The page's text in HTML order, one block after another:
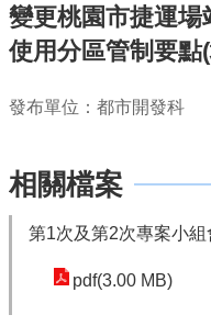
識
我
們
機
訊
變更桃園市捷運
使用分區管制要
發布單位：都市開發科
相關檔案
第1次及第2次專案小組
pdf(3.00 MB)